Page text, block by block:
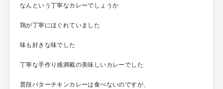
なんという丁寧なカレーでしょうか
鶏が丁寧にほぐれていました
味も好きな味でした
丁寧な手作り感満載の美味しいカレーでした
普段バターチキンカレーは食べないのですが、